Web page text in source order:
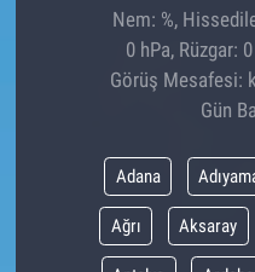
Nem: %,
0 hPa, Rüzgar:
Görüş Mesafesi:
Gün
Adana
Ağrı Aksaray